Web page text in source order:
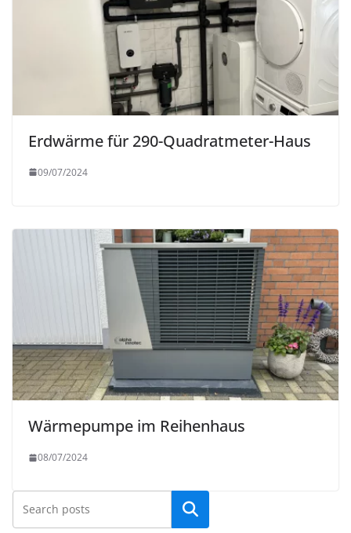
Erdwärme für 290-Quadratmeter-Haus
09/07/2024
Wärmepumpe im Reihenhaus
08/07/2024